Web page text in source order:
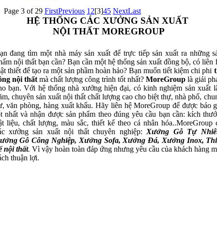
Page 3 of 29 FirstPrevious 1 2[3]45 NextLast
HỆ THỐNG CÁC XƯỞNG SẢN XUẤT
NỘI THẤT MOREGROUP
đang tìm một nhà máy sản xuất để trực tiếp sản xuất ra những
nội thất bạn cần? Bạn cần một hệ thống sản xuất đồng bộ, có liên
thiết để tạo ra một sản phầm hoàn hảo? Bạn muốn tiết kiệm chi phi
nội thấtmà chất lượng công trình tốt nhất? MoreGrouplà giải
bạn. Với hệ thống nhà xưởng hiện đại, có kinh nghiệm sản xuất
chuyên sản xuất nội thất chất lượng cao cho biệt thự, nhà phố,
văn phòng, hàng xuất khẩu. Hãy liên hệ MoreGroup để được báo
nhất và nhận được sản phẩm theo đúng yêu cầu bạn cần: kích
liệu, chất lượng, màu sắc, thiết kế theo cá nhân hóa..MoreGroup
xưởng sản xuất nội thất chuyên nghiệp: Xưởng Gỗ Tự
Gỗ Công Nghiệp, Xưởng Sofa, Xưởng Đá, Xưởng Inox,
nội thất. Vì vậy hoàn toàn đáp ứng nhưng yêu cầu của khách hàng
thuận lợi.